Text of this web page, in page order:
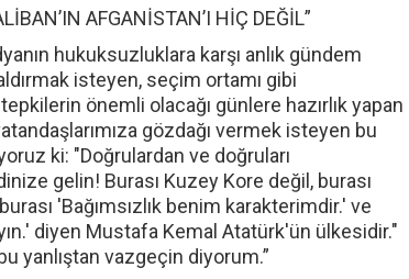
AFGANİSTAN’I HİÇ DEĞİL”
hukuksuzluklara karşı anlık gündem
isteyen, seçim ortamı gibi
önemli olacağı günlere hazırlık yapan
gözdağı vermek isteyen bu
ki: "Doğrulardan ve doğruları
gelin! Burası Kuzey Kore değil, burası
'Bağımsızlık benim karakterimdir.' ve
diyen Mustafa Kemal Atatürk'ün ülkesidir."
yanlıştan vazgeçin diyorum.”